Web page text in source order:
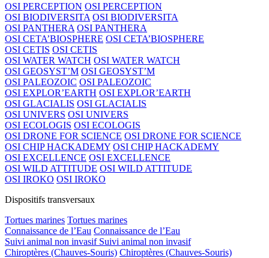
OSI PERCEPTION OSI PERCEPTION
OSI BIODIVERSITA OSI BIODIVERSITA
OSI PANTHERA OSI PANTHERA
OSI CETA’BIOSPHERE OSI CETA’BIOSPHERE
OSI CETIS OSI CETIS
OSI WATER WATCH OSI WATER WATCH
OSI GEOSYST’M OSI GEOSYST’M
OSI PALEOZOIC OSI PALEOZOIC
OSI EXPLOR’EARTH OSI EXPLOR’EARTH
OSI GLACIALIS OSI GLACIALIS
OSI UNIVERS OSI UNIVERS
OSI ECOLOGIS OSI ECOLOGIS
OSI DRONE FOR SCIENCE OSI DRONE FOR SCIENCE
OSI CHIP HACKADEMY OSI CHIP HACKADEMY
OSI EXCELLENCE OSI EXCELLENCE
OSI WILD ATTITUDE OSI WILD ATTITUDE
OSI IROKO OSI IROKO
Dispositifs transversaux
Tortues marines Tortues marines
Connaissance de l’Eau Connaissance de l’Eau
Suivi animal non invasif Suivi animal non invasif
Chiroptères (Chauves-Souris) Chiroptères (Chauves-Souris)